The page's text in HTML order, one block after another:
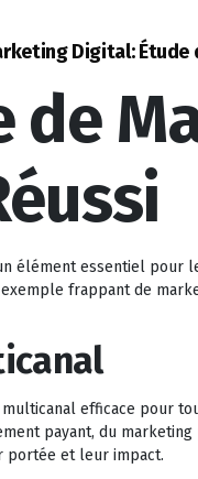
Digital: Étude
de
élément essentiel pour
frappant de
multicanal efficace pour
payant, du
portée et leur impact.